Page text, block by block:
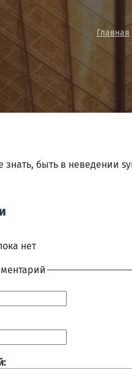
Главная
знать, быть в неведении
нет